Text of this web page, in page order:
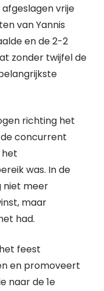
vrije
van Yannis
en de 2-2
zonder twijfel de
richting het
de concurrent
het
was. In de
niet meer
maar
had.
feest
en promoveert
naar de 1e